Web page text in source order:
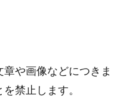
や画像などにつきま
禁止します。